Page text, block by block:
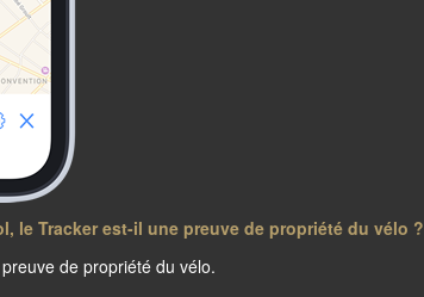
le Tracker est-il une preuve de propriété du vélo ?
de propriété du vélo.